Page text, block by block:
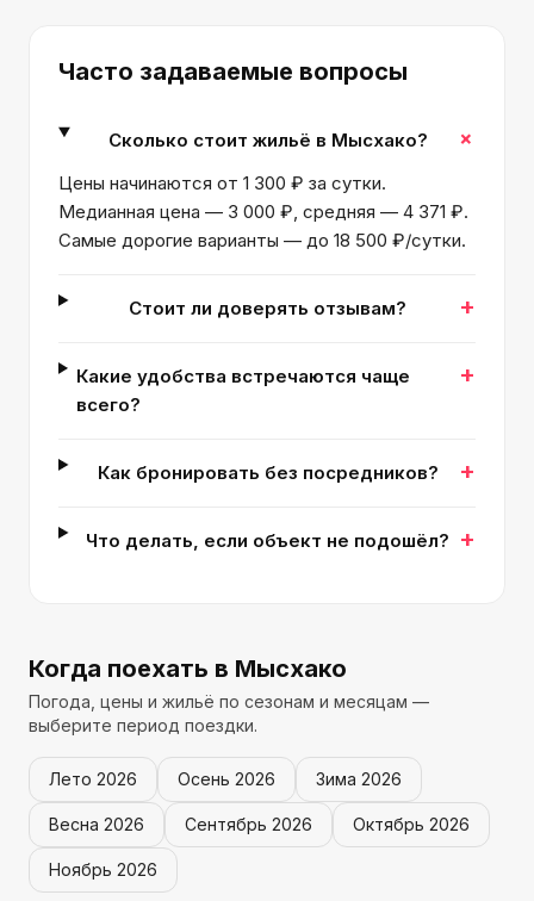
Часто задаваемые вопросы
Сколько стоит жильё в Мысхако? +
Цены начинаются от 1 300 ₽ за сутки.
Медианная цена — 3 000 ₽, средняя — 4 371 ₽.
Самые дорогие варианты — до 18 500 ₽/сутки.
Стоит ли доверять отзывам? +
Какие удобства встречаются чаще
всего?
+
Как бронировать без посредников? +
Что делать, если объект не подошёл? +
Когда поехать в Мысхако
Погода, цены и жильё по сезонам и месяцам —
выберите период поездки.
Лето 2026 Осень 2026 Зима 2026
Весна 2026 Сентябрь 2026 Октябрь 2026
Ноябрь 2026